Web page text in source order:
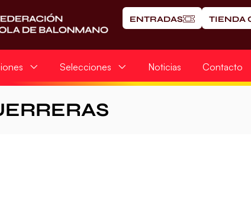
ENTRADAS TIENDA
Selecciones Noticias Contacto